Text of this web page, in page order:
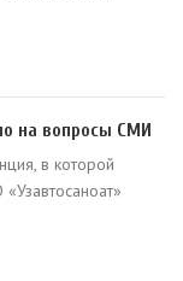
на вопросы СМИ
в которой